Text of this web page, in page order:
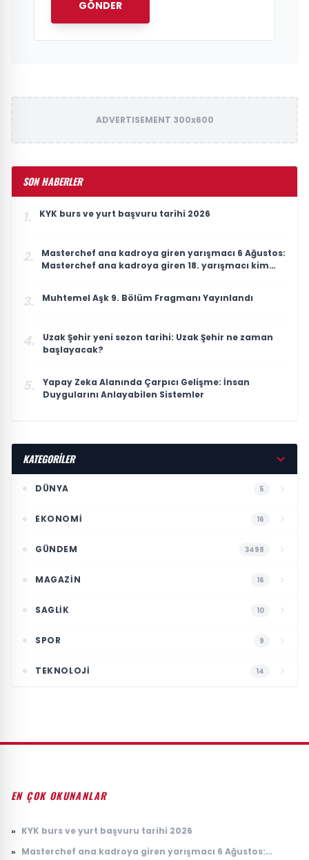
GÖNDER
ADVERTISEMENT 300x600
SON HABERLER
1. KYK burs ve yurt başvuru tarihi 2026
2.
Masterchef ana kadroya giren yarışmacı 6 Ağustos:
Masterchef ana kadroya giren 18. yarışmacı kim
3. Muhtemel Aşk 9. Bölüm Fragmanı Yayınlandı
4.
Uzak Şehir yeni sezon tarihi: Uzak Şehir ne zaman
başlayacak?
5.
Yapay Zeka Alanında Çarpıcı Gelişme: İnsan
Duygularını Anlayabilen Sistemler
KATEGORİLER
DÜNYA 5
EKONOMI 16
GÜNDEM 3498
MAGAZIN 16
SAGLIK 10
SPOR 9
TEKNOLOJI 14
EN ÇOK OKUNANLAR
» KYK burs ve yurt başvuru tarihi 2026
» Masterchef ana kadroya giren yarışmacı 6 Ağustos: